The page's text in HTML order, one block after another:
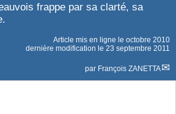
frappe par sa clarté, sa
Article mis en ligne le octobre 2010
dernière modification le 23 septembre 2011
par François ZANETTA